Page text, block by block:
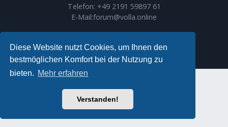
Diese Website nutzt Cookies, um Ihnen den
bestmöglichen Komfort bei der Nutzung zu
bieten. Mehr erfahren
Verstanden!
Telefon: +49 2191 59897 61
E-Mail:forum@volla.online
Ariki Theme byGramziu